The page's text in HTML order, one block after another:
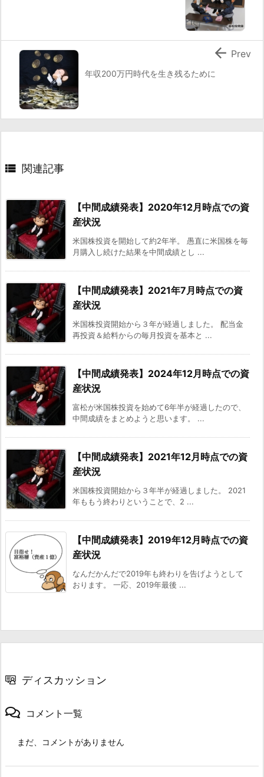
年収200万円時代を生き残るために
 Prev
 関連記事
【中間成績発表】2020年12月時点での資
産状況
米国株投資を開始して約2年半。 愚直に米国株を毎
月購入し続けた結果を中間成績とし ...
【中間成績発表】2021年7月時点での資
産状況
米国株投資開始から３年が経過しました。 配当金
再投資＆給料からの毎月投資を基本と ...
【中間成績発表】2024年12月時点での資
産状況
富松が米国株投資を始めて6年半が経過したので、
中間成績をまとめようと思います。 ...
【中間成績発表】2021年12月時点での資
産状況
米国株投資開始から３年半が経過しました。 2021
年ももう終わりということで、2 ...
【中間成績発表】2019年12月時点での資
産状況
なんだかんだで2019年も終わりを告げようとして
おります。 一応、2019年最後 ...
ディスカッション
コメント一覧
まだ、コメントがありません